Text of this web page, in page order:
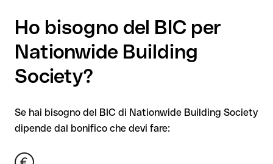
Ho bisogno del BIC per
Nationwide Building
Society?
Se hai bisogno del BIC di Nationwide Building Society
dipende dal bonifico che devi fare: